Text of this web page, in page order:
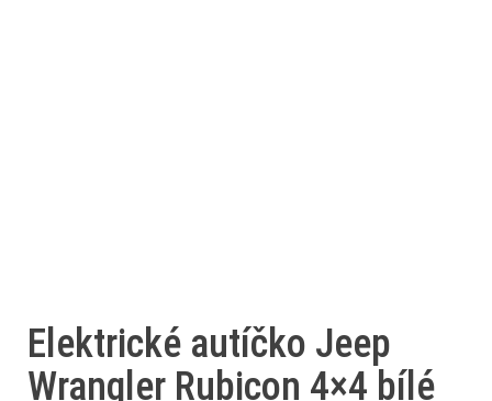
Elektrické autíčko Jeep
Wrangler Rubicon 4×4 bílé